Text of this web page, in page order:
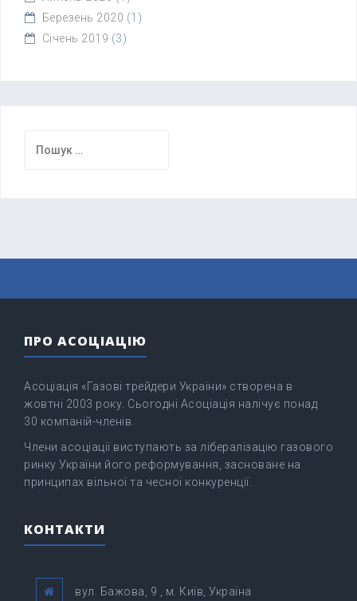
Березень 2020 (1)
Січень 2019 (3)
ПРО АСОЦІАЦІЮ
Асоціація «Газові трейдери України» створена в
жовтні 2003 року. Сьогодні Асоціація налічує понад
30 компаній-членів.
Члени асоціації виступають за лібералізацію газового
ринку України його реформування, засноване на
принципах вільної та чесної конкуренції.
КОНТАКТИ
вул. Бажова, 9 , м. Київ, Україна